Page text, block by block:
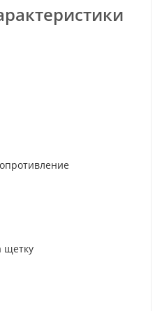
щетку